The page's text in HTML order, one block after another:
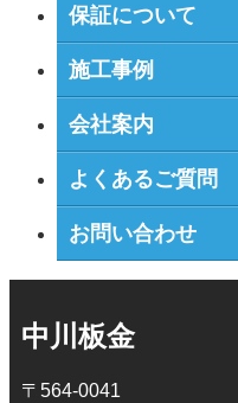
保証について
施工事例
会社案内
よくあるご質問
お問い合わせ
中川板金
〒564-0041